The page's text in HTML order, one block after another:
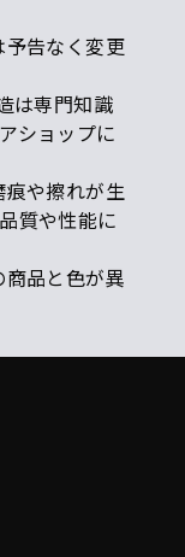
告なく変更
は専門知識
ショップに
や擦れが生
質や性能に
品と色が異